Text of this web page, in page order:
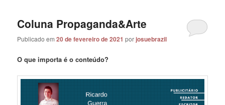
Coluna Propaganda&Arte
Publicado em20 de fevereiro de 2021 porjosuebrazil
O que importa é o conteúdo?